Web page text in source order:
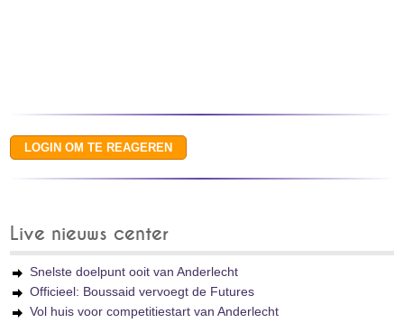
Live nieuws center
Snelste doelpunt ooit van Anderlecht
Officieel: Boussaid vervoegt de Futures
Vol huis voor competitiestart van Anderlecht